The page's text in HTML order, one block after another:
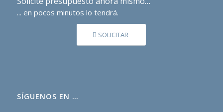
... en pocos minutos lo tendrá.
SOLICITAR
SÍGUENOS EN …